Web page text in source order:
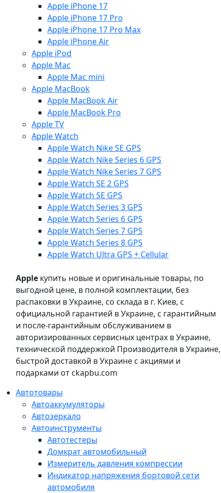
Apple iPhone 17
Apple iPhone 17 Pro
Apple iPhone 17 Pro Max
Apple iPhone Air
Apple iPod
Apple Mac
Apple Mac mini
Apple MacBook
Apple MacBook Air
Apple MacBook Pro
Apple TV
Apple Watch
Apple Watch Nike SE GPS
Apple Watch Nike Series 6 GPS
Apple Watch Nike Series 7 GPS
Apple Watch SE 2 GPS
Apple Watch SE GPS
Apple Watch Series 3 GPS
Apple Watch Series 6 GPS
Apple Watch Series 7 GPS
Apple Watch Series 8 GPS
Apple Watch Ultra GPS + Cellular
Apple купить новые и оригинальные товары, по
выгодной цене, в полной комплектации, без
распаковки в Украине, со склада в г. Киев, с
официальной гарантией в Украине, с гарантийным
и после-гарантийным обслуживанием в
авторизированных сервисных центрах в Украине,
технической поддержкой Производителя в Украине,
быстрой доставкой в Украине с акциями и
подарками от ckapbu.com
Автотовары
Автоаккумуляторы
Автозеркало
Автоинструменты
Автотестеры
Домкрат автомобильный
Измеритель давления компрессии
Индикатор напряжения бортовой сети
автомобиля